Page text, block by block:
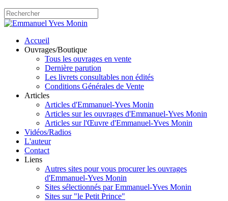
Accueil
Ouvrages/Boutique
Tous les ouvrages en vente
Dernière parution
Les livrets consultables non édités
Conditions Générales de Vente
Articles
Articles d'Emmanuel-Yves Monin
Articles sur les ouvrages d'Emmanuel-Yves Monin
Articles sur l'Œuvre d'Emmanuel-Yves Monin
Vidéos/Radios
L'auteur
Contact
Liens
Autres sites pour vous procurer les ouvrages
d'Emmanuel-Yves Monin
Sites sélectionnés par Emmanuel-Yves Monin
Sites sur "le Petit Prince"